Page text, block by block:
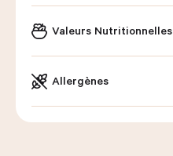
Valeurs Nutritionnelles
Allergènes